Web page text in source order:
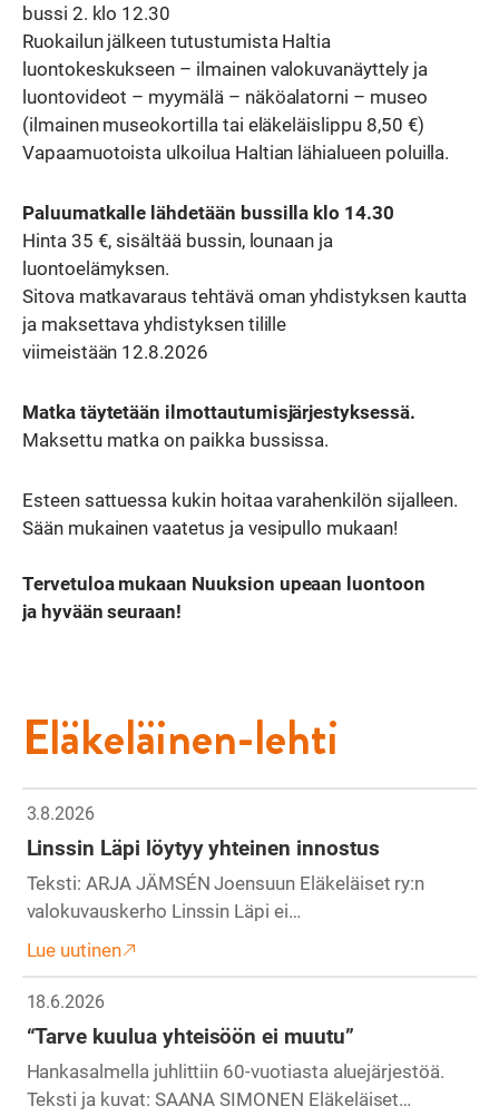
bussi 2. klo 12.30
Ruokailun jälkeen tutustumista Haltia
luontokeskukseen – ilmainen valokuvanäyttely ja
luontovideot – myymälä – näköalatorni – museo
(ilmainen museokortilla tai eläkeläislippu 8,50 €)
Vapaamuotoista ulkoilua Haltian lähialueen poluilla.
Paluumatkalle lähdetään bussilla klo 14.30
Hinta 35 €, sisältää bussin, lounaan ja
luontoelämyksen.
Sitova matkavaraus tehtävä oman yhdistyksen kautta
ja maksettava yhdistyksen tilille
viimeistään 12.8.2026
Matka täytetään ilmottautumisjärjestyksessä.
Maksettu matka on paikka bussissa.
Esteen sattuessa kukin hoitaa varahenkilön sijalleen.
Sään mukainen vaatetus ja vesipullo mukaan!
Tervetuloa mukaan Nuuksion upeaan luontoon
ja hyvään seuraan!
Eläkeläinen-lehti
3.8.2026
Linssin Läpi löytyy yhteinen innostus
Teksti: ARJA JÄMSÉN Joensuun Eläkeläiset ry:n
valokuvauskerho Linssin Läpi ei…
Lue uutinen
18.6.2026
“Tarve kuulua yhteisöön ei muutu”
Hankasalmella juhlittiin 60-vuotiasta aluejärjestöä.
Teksti ja kuvat: SAANA SIMONEN Eläkeläiset…